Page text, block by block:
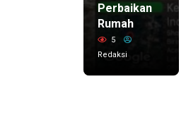
Perbaikan
Rumah
5
Redaksi